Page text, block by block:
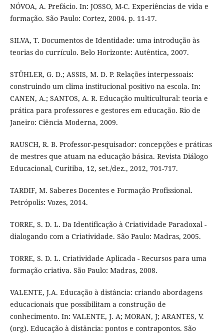
NÓVOA, A. Prefácio. In: JOSSO, M-C. Experiências de vida e
formação. São Paulo: Cortez, 2004. p. 11-17.
SILVA, T. Documentos de Identidade: uma introdução às
teorias do currículo. Belo Horizonte: Autêntica, 2007.
STÜHLER, G. D.; ASSIS, M. D. P. Relações interpessoais:
construindo um clima institucional positivo na escola. In:
CANEN, A.; SANTOS, A. R. Educação multicultural: teoria e
prática para professores e gestores em educação. Rio de
Janeiro: Ciência Moderna, 2009.
RAUSCH, R. B. Professor-pesquisador: concepções e práticas
de mestres que atuam na educação básica. Revista Diálogo
Educacional, Curitiba, 12, set./dez., 2012, 701-717.
TARDIF, M. Saberes Docentes e Formação Profissional.
Petrópolis: Vozes, 2014.
TORRE, S. D. L. Da Identificação à Criatividade Paradoxal -
dialogando com a Criatividade. São Paulo: Madras, 2005.
TORRE, S. D. L. Criatividade Aplicada - Recursos para uma
formação criativa. São Paulo: Madras, 2008.
VALENTE, J.A. Educação à distância: criando abordagens
educacionais que possibilitam a construção de
conhecimento. In: VALENTE, J. A; MORAN, J; ARANTES, V.
(org). Educação à distância: pontos e contrapontos. São